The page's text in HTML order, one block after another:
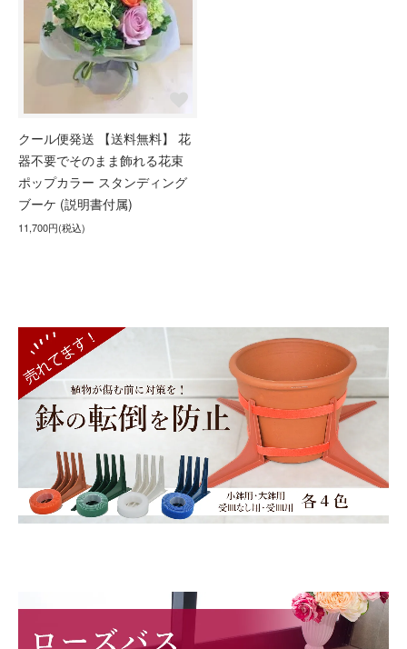
クール便発送 【送料無料】 花
器不要でそのまま飾れる花束
ポップカラー スタンディング
ブーケ (説明書付属)
11,700円(税込)